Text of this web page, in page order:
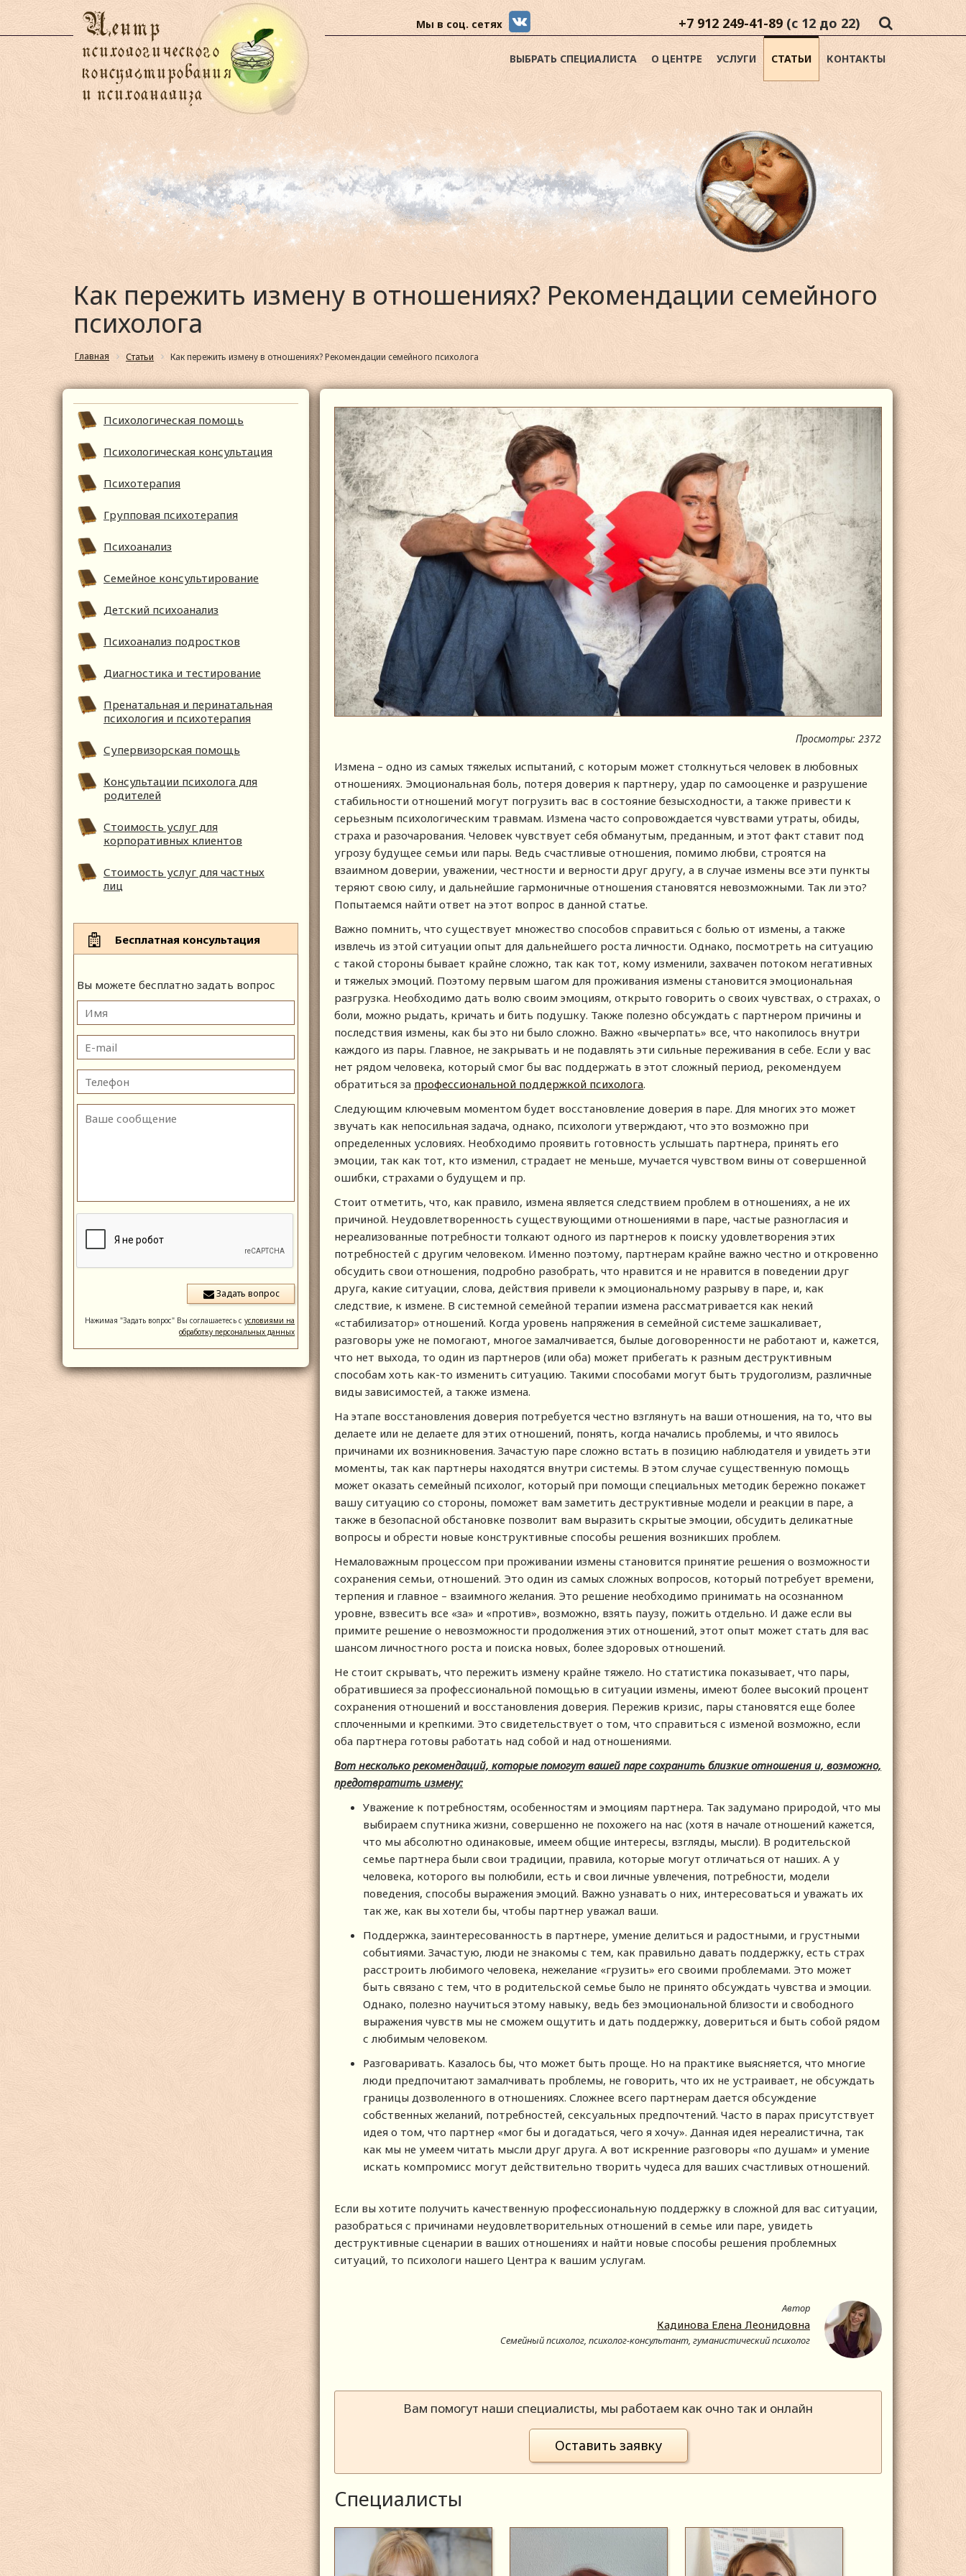
Мы в соц. сетях +7 912 249-41-89 (с 12 до 22)
ВЫБРАТЬ СПЕЦИАЛИСТА О ЦЕНТРЕ УСЛУГИ СТАТЬИ КОНТАКТЫ
Как пережить измену в отношениях? Рекомендации семейного
психолога
Главная Статьи Как пережить измену в отношениях? Рекомендации семейного психолога
Психологическая помощь
Психологическая консультация
Психотерапия
Групповая психотерапия
Психоанализ
Семейное консультирование
Детский психоанализ
Психоанализ подростков
Диагностика и тестирование
Пренатальная и перинатальная
психология и психотерапия
Супервизорская помощь
Консультации психолога для
родителей
Стоимость услуг для
корпоративных клиентов
Стоимость услуг для частных
лиц
Бесплатная консультация
Вы можете бесплатно задать вопрос
Нажимая "Задать вопрос" Вы соглашаетесь сусловиями на
обработку персональных данных
Просмотры: 2372
Измена – одно из самых тяжелых испытаний, с которым может столкнуться человек в любовных
отношениях. Эмоциональная боль, потеря доверия к партнеру, удар по самооценке и разрушение
стабильности отношений могут погрузить вас в состояние безысходности, а также привести к
серьезным психологическим травмам. Измена часто сопровождается чувствами утраты, обиды,
страха и разочарования. Человек чувствует себя обманутым, преданным, и этот факт ставит под
угрозу будущее семьи или пары. Ведь счастливые отношения, помимо любви, строятся на
взаимном доверии, уважении, честности и верности друг другу, а в случае измены все эти пункты
теряют свою силу, и дальнейшие гармоничные отношения становятся невозможными. Так ли это?
Попытаемся найти ответ на этот вопрос в данной статье.
Важно помнить, что существует множество способов справиться с болью от измены, а также
извлечь из этой ситуации опыт для дальнейшего роста личности. Однако, посмотреть на ситуацию
с такой стороны бывает крайне сложно, так как тот, кому изменили, захвачен потоком негативных
и тяжелых эмоций. Поэтому первым шагом для проживания измены становится эмоциональная
разгрузка. Необходимо дать волю своим эмоциям, открыто говорить о своих чувствах, о страхах, о
боли, можно рыдать, кричать и бить подушку. Также полезно обсуждать с партнером причины и
последствия измены, как бы это ни было сложно. Важно «вычерпать» все, что накопилось внутри
каждого из пары. Главное, не закрывать и не подавлять эти сильные переживания в себе. Если у вас
нет рядом человека, который смог бы вас поддержать в этот сложный период, рекомендуем
обратиться за профессиональной поддержкой психолога.
Следующим ключевым моментом будет восстановление доверия в паре. Для многих это может
звучать как непосильная задача, однако, психологи утверждают, что это возможно при
определенных условиях. Необходимо проявить готовность услышать партнера, принять его
эмоции, так как тот, кто изменил, страдает не меньше, мучается чувством вины от совершенной
ошибки, страхами о будущем и пр.
Стоит отметить, что, как правило, измена является следствием проблем в отношениях, а не их
причиной. Неудовлетворенность существующими отношениями в паре, частые разногласия и
нереализованные потребности толкают одного из партнеров к поиску удовлетворения этих
потребностей с другим человеком. Именно поэтому, партнерам крайне важно честно и откровенно
обсудить свои отношения, подробно разобрать, что нравится и не нравится в поведении друг
друга, какие ситуации, слова, действия привели к эмоциональному разрыву в паре, и, как
следствие, к измене. В системной семейной терапии измена рассматривается как некий
«стабилизатор» отношений. Когда уровень напряжения в семейной системе зашкаливает,
разговоры уже не помогают, многое замалчивается, былые договоренности не работают и, кажется,
что нет выхода, то один из партнеров (или оба) может прибегать к разным деструктивным
способам хоть как-то изменить ситуацию. Такими способами могут быть трудоголизм, различные
виды зависимостей, а также измена.
На этапе восстановления доверия потребуется честно взглянуть на ваши отношения, на то, что вы
делаете или не делаете для этих отношений, понять, когда начались проблемы, и что явилось
причинами их возникновения. Зачастую паре сложно встать в позицию наблюдателя и увидеть эти
моменты, так как партнеры находятся внутри системы. В этом случае существенную помощь
может оказать семейный психолог, который при помощи специальных методик бережно покажет
вашу ситуацию со стороны, поможет вам заметить деструктивные модели и реакции в паре, а
также в безопасной обстановке позволит вам выразить скрытые эмоции, обсудить деликатные
вопросы и обрести новые конструктивные способы решения возникших проблем.
Немаловажным процессом при проживании измены становится принятие решения о возможности
сохранения семьи, отношений. Это один из самых сложных вопросов, который потребует времени,
терпения и главное – взаимного желания. Это решение необходимо принимать на осознанном
уровне, взвесить все «за» и «против», возможно, взять паузу, пожить отдельно. И даже если вы
примите решение о невозможности продолжения этих отношений, этот опыт может стать для вас
шансом личностного роста и поиска новых, более здоровых отношений.
Не стоит скрывать, что пережить измену крайне тяжело. Но статистика показывает, что пары,
обратившиеся за профессиональной помощью в ситуации измены, имеют более высокий процент
сохранения отношений и восстановления доверия. Пережив кризис, пары становятся еще более
сплоченными и крепкими. Это свидетельствует о том, что справиться с изменой возможно, если
оба партнера готовы работать над собой и над отношениями.
Вот несколько рекомендаций, которые помогут вашей паре сохранить близкие отношения и, возможно,
предотвратить измену:
Уважение к потребностям, особенностям и эмоциям партнера. Так задумано природой, что мы
выбираем спутника жизни, совершенно не похожего на нас (хотя в начале отношений кажется,
что мы абсолютно одинаковые, имеем общие интересы, взгляды, мысли). В родительской
семье партнера были свои традиции, правила, которые могут отличаться от наших. А у
человека, которого вы полюбили, есть и свои личные увлечения, потребности, модели
поведения, способы выражения эмоций. Важно узнавать о них, интересоваться и уважать их
так же, как вы хотели бы, чтобы партнер уважал ваши.
Поддержка, заинтересованность в партнере, умение делиться и радостными, и грустными
событиями. Зачастую, люди не знакомы с тем, как правильно давать поддержку, есть страх
расстроить любимого человека, нежелание «грузить» его своими проблемами. Это может
быть связано с тем, что в родительской семье было не принято обсуждать чувства и эмоции.
Однако, полезно научиться этому навыку, ведь без эмоциональной близости и свободного
выражения чувств мы не сможем ощутить и дать поддержку, довериться и быть собой рядом
с любимым человеком.
Разговаривать. Казалось бы, что может быть проще. Но на практике выясняется, что многие
люди предпочитают замалчивать проблемы, не говорить, что их не устраивает, не обсуждать
границы дозволенного в отношениях. Сложнее всего партнерам дается обсуждение
собственных желаний, потребностей, сексуальных предпочтений. Часто в парах присутствует
идея о том, что партнер «мог бы и догадаться, чего я хочу». Данная идея нереалистична, так
как мы не умеем читать мысли друг друга. А вот искренние разговоры «по душам» и умение
искать компромисс могут действительно творить чудеса для ваших счастливых отношений.
Если вы хотите получить качественную профессиональную поддержку в сложной для вас ситуации,
разобраться с причинами неудовлетворительных отношений в семье или паре, увидеть
деструктивные сценарии в ваших отношениях и найти новые способы решения проблемных
ситуаций, то психологи нашего Центра к вашим услугам.
Автор
Кадинова Елена Леонидовна
Семейный психолог, психолог-консультант, гуманистический психолог
Вам помогут наши специалисты, мы работаем как очно так и онлайн
Оставить заявку
Специалисты